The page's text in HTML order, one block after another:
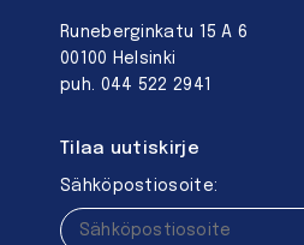
Runeberginkatu 15 A 6
00100 Helsinki
puh. 044 522 2941
Tilaa uutiskirje
Sähköpostiosoite: